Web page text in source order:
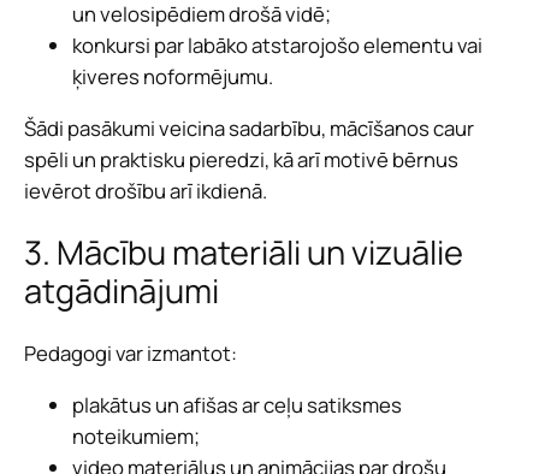
un velosipēdiem drošā vidē;
konkursi par labāko atstarojošo elementu vai
ķiveres noformējumu.
Šādi pasākumi veicina sadarbību, mācīšanos caur
spēli un praktisku pieredzi, kā arī motivē bērnus
ievērot drošību arī ikdienā.
3. Mācību materiāli un vizuālie
atgādinājumi
Pedagogi var izmantot:
plakātus un afišas ar ceļu satiksmes
noteikumiem;
video materiālus un animācijas par drošu